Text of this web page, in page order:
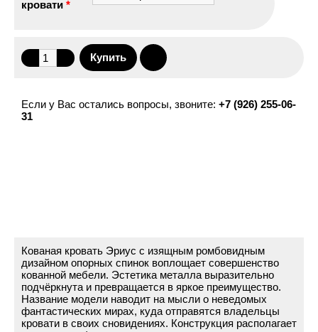
кровати *
Если у Вас остались вопросы, звоните: +7 (926) 255-06-
31
Кованая кровать Эриус с изящным ромбовидным
дизайном опорных спинок воплощает совершенство
кованной мебели. Эстетика металла выразительно
подчёркнута и превращается в яркое преимущество.
Название модели наводит на мысли о неведомых
фантастических мирах, куда отправятся владельцы
кровати в своих сновидениях. Конструкция располагает